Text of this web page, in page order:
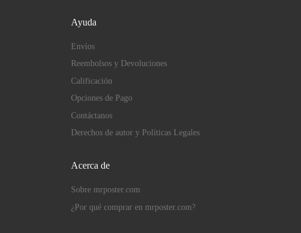
Ayuda
Envíos
Reembolsos y Devoluciones
Calificación
Opciones de Pago
Contáctanos
Derechos de autor y Políticas Legales
Acerca de
Sobre mrposter.com
¿Por qué comprar en mrposter.com?